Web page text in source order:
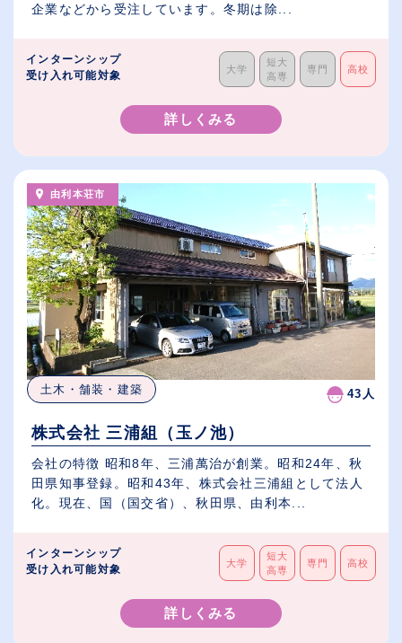
企業などから受注しています。冬期は除...
インターンシップ
受け入れ可能対象
大学
短大
高専
専門 高校
詳しくみる
由利本荘市
土木・舗装・建築 43人
株式会社 三浦組（玉ノ池）
会社の特徴 昭和8年、三浦萬治が創業。昭和24年、秋
田県知事登録。昭和43年、株式会社三浦組として法人
化。現在、国（国交省）、秋田県、由利本...
インターンシップ
受け入れ可能対象
大学
短大
高専
専門 高校
詳しくみる